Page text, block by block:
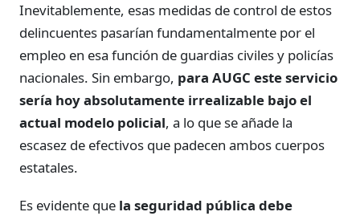
Inevitablemente, esas medidas de control de estos
delincuentes pasarían fundamentalmente por el
empleo en esa función de guardias civiles y policías
nacionales. Sin embargo, para AUGC este servicio
sería hoy absolutamente irrealizable bajo el
actual modelo policial, a lo que se añade la
escasez de efectivos que padecen ambos cuerpos
estatales.
Es evidente que la seguridad pública debe